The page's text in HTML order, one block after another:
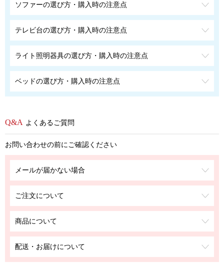
ソファーの選び方・購入時の注意点
テレビ台の選び方・購入時の注意点
ライト照明器具の選び方・購入時の注意点
ベッドの選び方・購入時の注意点
よくあるご質問
お問い合わせの前にご確認ください
メールが届かない場合
ご注文について
商品について
配送・お届けについて